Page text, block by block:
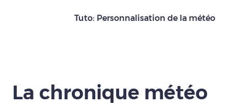
Tuto: Personnalisation de la météo
La chronique météo